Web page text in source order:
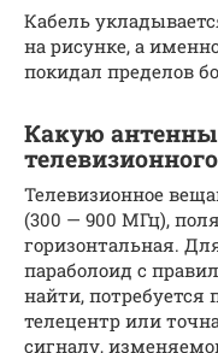
Кабель
на рисунке, а
покидал пределов
Какую
Телевизионное
(300 — 900 МГц),
горизонтальная.
параболоид с
найти,
телецентр или
сигналу,